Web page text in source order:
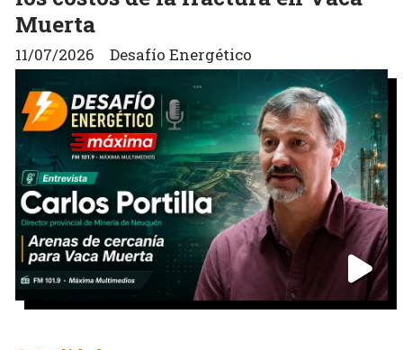
Muerta
Desafío Energético
11/07/2026